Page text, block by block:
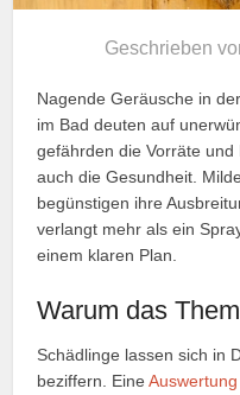
Geschrieben
Nagende Geräusche in
im Bad deuten auf
gefährden die Vorräte
auch die Gesundheit.
begünstigen ihre
verlangt mehr als ein
einem klaren Plan.
Warum das
Schädlinge lassen sich in
beziffern. Eine